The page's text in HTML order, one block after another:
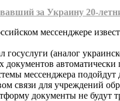
за Украину 20-
мессенджере
госуслуги (аналог
документов
мессенджера подойдут
связи для учреждений
документы не будут